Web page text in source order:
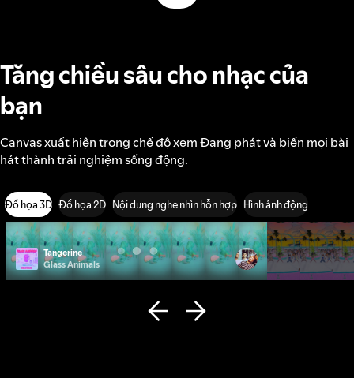
Tăng chiều sâu cho nhạc của
bạn
Canvas xuất hiện trong chế độ xem Đang phát và biến mọi bài
hát thành trải nghiệm sống động.
Đồ họa 3D Đồ họa 2D Nội dung nghe nhìn hỗn hợp Hình ảnh động
Tangerine
Glass Animals
Photo ID
Remi Wolf